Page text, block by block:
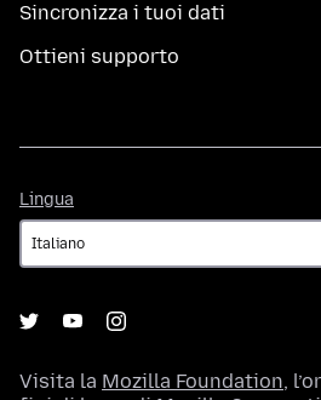
Sincronizza i tuoi dati
Ottieni supporto
Lingua
Visita la Mozilla Foundation,